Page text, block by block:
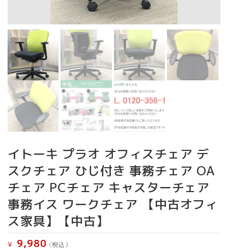
イトーキ プラオ オフィスチェア デ
スクチェア ひじ付き 事務チェア OA
チェア PCチェア キャスターチェア
事務イス ワークチェア 【中古オフィ
ス家具】【中古】
¥ 9,980 (税込）